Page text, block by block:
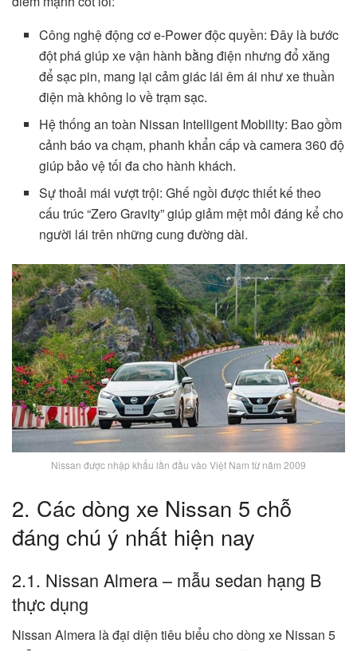
Công nghệ động cơ e-Power độc quyền: Đây là bước
đột phá giúp xe vận hành bằng điện nhưng đổ xăng
để sạc pin, mang lại cảm giác lái êm ái như xe thuần
điện mà không lo về trạm sạc.
Hệ thống an toàn Nissan Intelligent Mobility: Bao gồm
cảnh báo va chạm, phanh khẩn cấp và camera 360 độ
giúp bảo vệ tối đa cho hành khách.
Sự thoải mái vượt trội: Ghế ngồi được thiết kế theo
cấu trúc “Zero Gravity” giúp giảm mệt mỏi đáng kể cho
người lái trên những cung đường dài.
Nissan được nhập khẩu lần đầu vào Việt Nam từ năm 2009
2. Các dòng xe Nissan 5 chỗ
đáng chú ý nhất hiện nay
2.1. Nissan Almera – mẫu sedan hạng B
thực dụng
Nissan Almera là đại diện tiêu biểu cho dòng xe Nissan 5